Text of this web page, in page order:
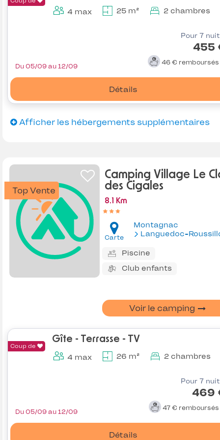
4 max 25 m² 2 chambres
Pour 7
455
46 € remboursés
Détails
Du 05/09 au 12/09
Afficher les hébergements supplémentaires
Top Vente
Camping Village Le
des Cigales
8.1 Km
Carte
Montagnac
Languedoc-
Piscine
Club enfants
Voir le camping
Coup de
Gîte - Terrasse - TV
4 max 26 m² 2 chambres
Pour 7
469
47 € remboursés
Détails
Du 05/09 au 12/09